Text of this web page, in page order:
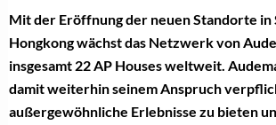
Mit der Eröffnung der neuen Standorte in
Hongkong wächst das Netzwerk von
insgesamt 22 AP Houses weltweit.
damit weiterhin seinem Anspruch
außergewöhnliche Erlebnisse zu bieten